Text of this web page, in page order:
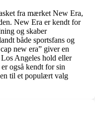
fra mærket New Era,
New Era er kendt for
og skaber
både sportsfans og
new era” giver en
Angeles hold eller
også kendt for sin
til et populært valg